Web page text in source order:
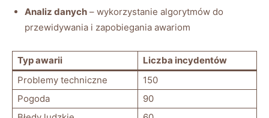
Analiz ‍danych – wykorzystanie algorytmów do
przewidywania⁤ i zapobiegania ‌awariom
Typ​ awarii
Liczba incydentów
Problemy techniczne
150
Pogoda
90